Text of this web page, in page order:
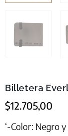
Billetera
$12.705,00
‘-Color: Negro